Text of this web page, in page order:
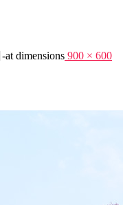
-at dimensions 900 × 600